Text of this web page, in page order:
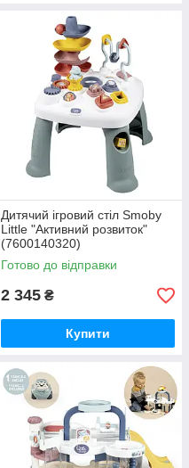
Дитячий ігровий стіл Smoby
Little "Активний розвиток"
(7600140320)
Готово до відправки
2 345 ₴
Купити